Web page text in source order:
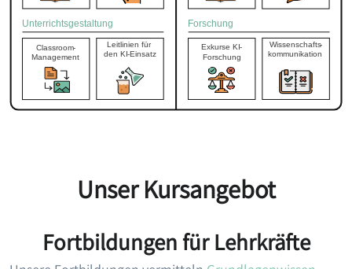
Unser Kursangebot
Fortbildungen für Lehrkräfte